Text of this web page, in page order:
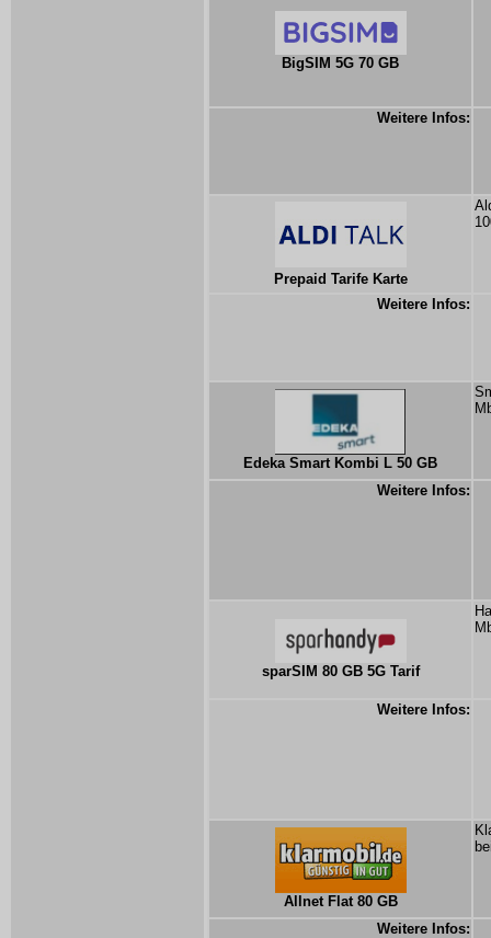
BigSIM 5G 70 GB
Weitere Infos:
Prepaid Tarife Karte
Weitere Infos:
Edeka Smart Kombi L 50 GB
Weitere Infos:
sparSIM 80 GB 5G Tarif
Weitere Infos:
Allnet Flat 80 GB
Weitere Infos: